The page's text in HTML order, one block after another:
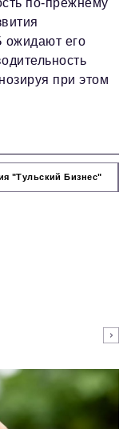
по-прежнему
ожидают его
при этом
"Тульский Бизнес"